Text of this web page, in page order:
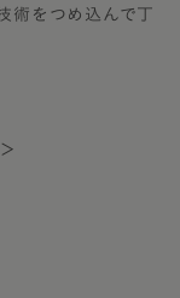
術をつめ込んで丁